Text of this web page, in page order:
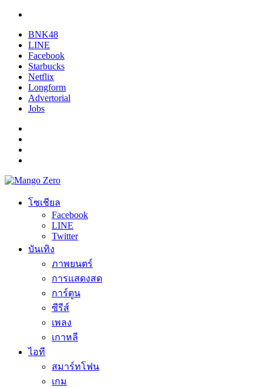
BNK48
LINE
Facebook
Starbucks
Netflix
Longform
Advertorial
Jobs
โซเชียล
Facebook
LINE
Twitter
บันเทิง
ภาพยนตร์
การแสดงสด
การ์ตูน
ซีรีส์
เพลง
เกาหลี
ไอที
สมาร์ทโฟน
เกม